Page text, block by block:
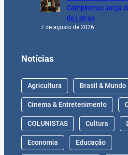
Campinense lança
de Letras
7 de agosto de 2026
Notícias
Agricultura Brasil & Mundo
Cinema & Entretenimento
COLUNISTAS Cultura
Economia Educação